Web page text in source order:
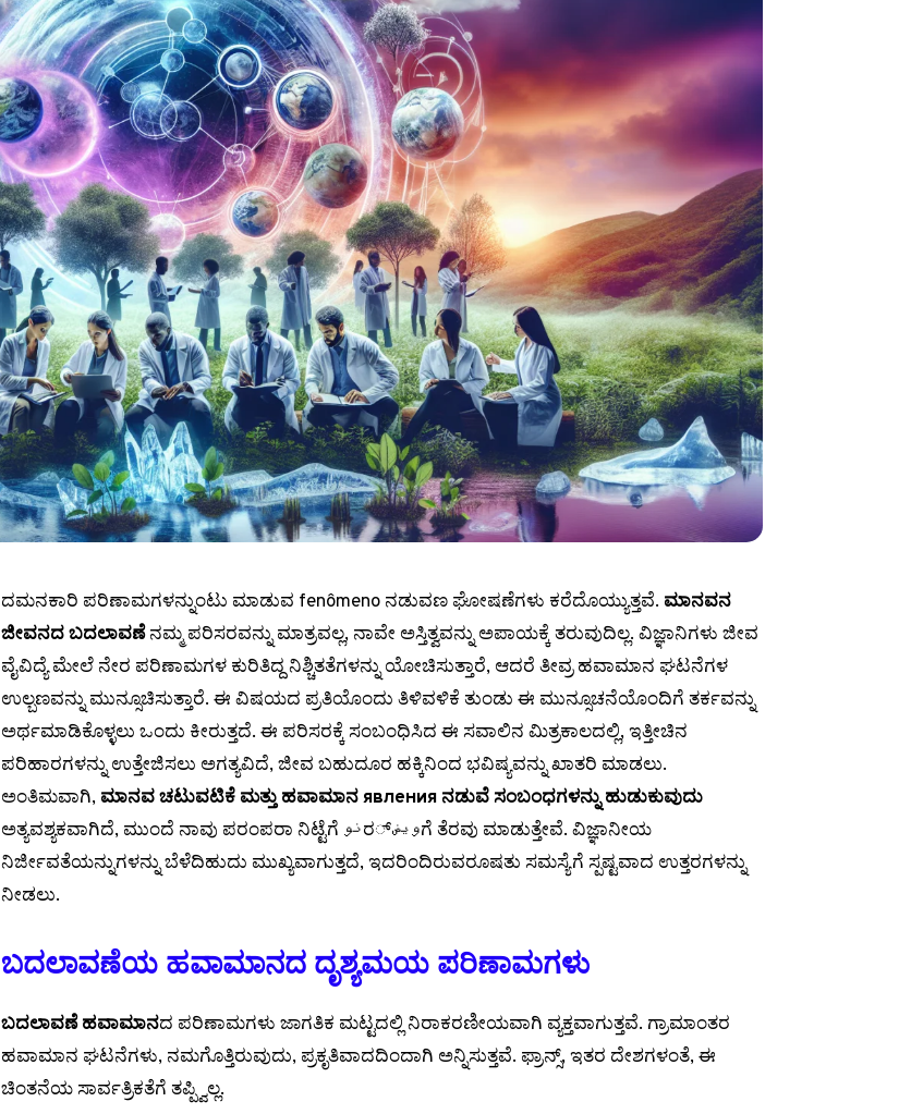
ದಮನಕಾರಿ ಪರಿಣಾಮಗಳನ್ನುಂಟು ಮಾಡುವ fenômeno ನಡುವಣ ಘೋಷಣೆಗಳು ಕರೆದೊಯ್ಯುತ್ತವೆ. ಮಾನವನ
ಜೀವನದ ಬದಲಾವಣೆನಮ್ಮ ಪರಿಸರವನ್ನು ಮಾತ್ರವಲ್ಲ, ನಾವೇ ಅಸ್ತಿತ್ವವನ್ನು ಅಪಾಯಕ್ಕೆ ತರುವುದಿಲ್ಲ. ವಿಜ್ಞಾನಿಗಳು ಜೀವ
ವೈವಿದ್ಯೆ ಮೇಲೆ ನೇರ ಪರಿಣಾಮಗಳ ಕುರಿತಿದ್ದ ನಿಶ್ಚಿತತೆಗಳನ್ನು ಯೋಚಿಸುತ್ತಾರೆ, ಆದರೆ ತೀವ್ರ ಹವಾಮಾನ ಘಟನೆಗಳ
ಉಲ್ಬಣವನ್ನು ಮುನ್ಸೂಚಿಸುತ್ತಾರೆ. ಈ ವಿಷಯದ ಪ್ರತಿಯೊಂದು ತಿಳಿವಳಿಕೆ ತುಂಡು ಈ ಮುನ್ಸೂಚನೆಯೊಂದಿಗೆ ತರ್ಕವನ್ನು
ಅರ್ಥಮಾಡಿಕೊಳ್ಳಲು ಒಂದು ಕೀರುತ್ತದೆ. ಈ ಪರಿಸರಕ್ಕೆ ಸಂಬಂಧಿಸಿದ ಈ ಸವಾಲಿನ ಮಿತ್ರಕಾಲದಲ್ಲಿ, ಇತ್ತೀಚಿನ
ಪರಿಹಾರಗಳನ್ನು ಉತ್ತೇಜಿಸಲು ಅಗತ್ಯವಿದೆ, ಜೀವ ಬಹುದೂರ ಹಕ್ಕಿನಿಂದ ಭವಿಷ್ಯವನ್ನು ಖಾತರಿ ಮಾಡಲು.
ಅಂತಿಮವಾಗಿ, ಮಾನವ ಚಟುವಟಿಕೆ ಮತ್ತು ಹವಾಮಾನ явления ನಡುವೆ ಸಂಬಂಧಗಳನ್ನು ಹುಡುಕುವುದು
ಅತ್ಯವಶ್ಯಕವಾಗಿದೆ, ಮುಂದೆ ನಾವು ಪರಂಪರಾ ನಿಟ್ಟೆಗೆ نوರويض್ಗೆ ತೆರವು ಮಾಡುತ್ತೇವೆ. ವಿಜ್ಞಾನೀಯ
ನಿರ್ಜೀವತೆಯನ್ನುಗಳನ್ನು ಬೆಳೆದಿಹುದು ಮುಖ್ಯವಾಗುತ್ತದೆ, ಇದರಿಂದಿರುವರೂಷತು ಸಮಸ್ಯೆಗೆ ಸ್ಪಷ್ಟವಾದ ಉತ್ತರಗಳನ್ನು
ನೀಡಲು.
ಬದಲಾವಣೆಯ ಹವಾಮಾನದ ದೃಶ್ಯಮಯ ಪರಿಣಾಮಗಳು
ಬದಲಾವಣೆ ಹವಾಮಾನದ ಪರಿಣಾಮಗಳು ಜಾಗತಿಕ ಮಟ್ಟದಲ್ಲಿ ನಿರಾಕರಣೀಯವಾಗಿ ವ್ಯಕ್ತವಾಗುತ್ತವೆ. ಗ್ರಾಮಾಂತರ
ಹವಾಮಾನ ಘಟನೆಗಳು, ನಮಗೊತ್ತಿರುವುದು, ಪ್ರಕೃತಿವಾದದಿಂದಾಗಿ ಅನ್ನಿಸುತ್ತವೆ. ಫ್ರಾನ್ಸ್, ಇತರ ದೇಶಗಳಂತೆ, ಈ
ಚಿಂತನೆಯ ಸಾರ್ವತ್ರಿಕತೆಗೆ ತಪ್ಪ್ವಿಲ್ಲ.